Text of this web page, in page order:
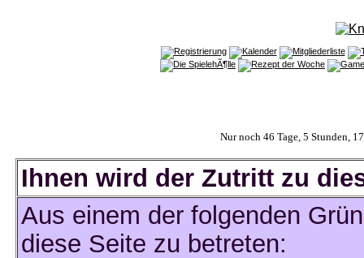
Nur noch 46 Tage, 5 Stunden,
Ihnen wird der Zutritt zu
Aus einem der folgenden
diese Seite zu betreten: